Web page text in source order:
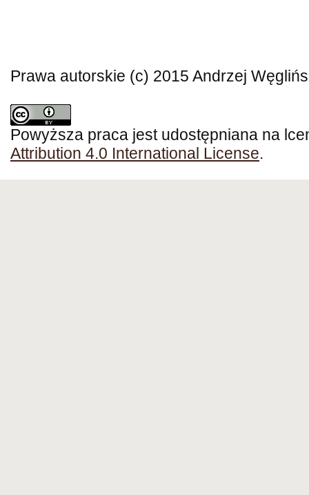
Prawa autorskie (c) 2015 Andrzej
Powyższa praca jest udostępniana na
Attribution 4.0 International License.